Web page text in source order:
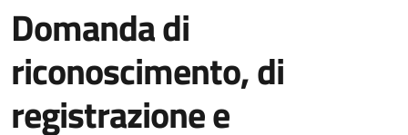
Domanda di
riconoscimento, di
registrazione e